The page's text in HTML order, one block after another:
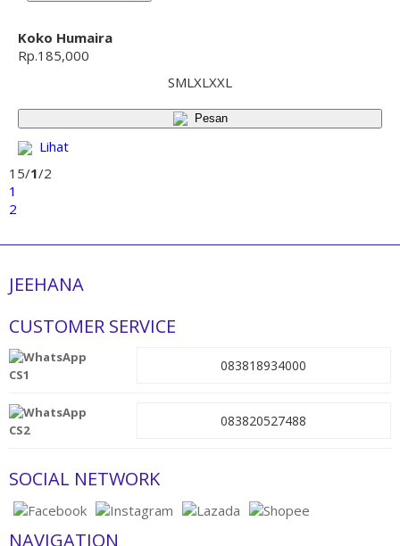
Koko Humaira
Rp.185,000
SML XL XXL
Pesan
Lihat
15/1/2
1
2
JEEHANA
CUSTOMER SERVICE
CS1
083818934000
CS2
083820527488
SOCIAL NETWORK
NAVIGATION